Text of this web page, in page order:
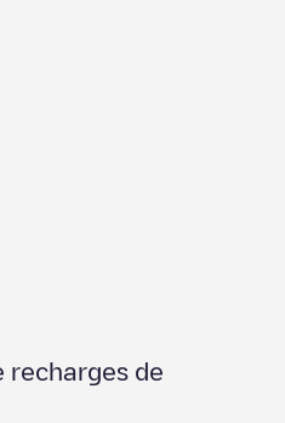
recharges de